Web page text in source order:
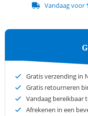
Vandaag voor
Gratis verzending in
Gratis retourneren
Vandaag bereikbaar
Afrekenen in een